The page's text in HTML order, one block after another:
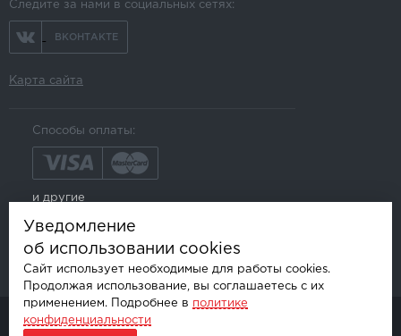
Следите за нами в социальных сетях:
ВКОНТАКТЕ
Карта сайта
Способы оплаты:
и другие
© AKSGROUP, 2026.
Уведомление
об использовании cookies
Сайт использует необходимые для работы cookies.
Продолжая использование, вы соглашаетесь с их
применением. Подробнее в политике
конфиденциальности